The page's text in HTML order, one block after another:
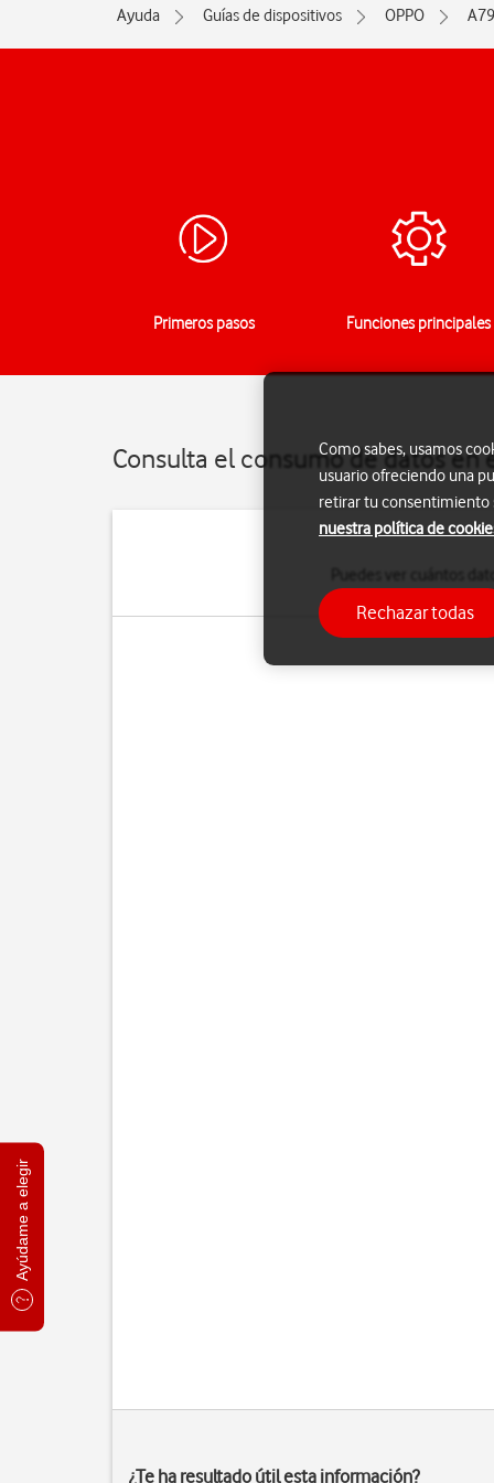
Ayúdame a elegir
Ayuda Guías de dispositivos OPPO
Primeros pasos Funciones principales
Consulta el consumo de datos en
¿Te ha resultado útil esta información?
Como sabes, usamos
usuario ofreciendo una
retirar tu consentimiento
nuestra política de
Rechazar todas